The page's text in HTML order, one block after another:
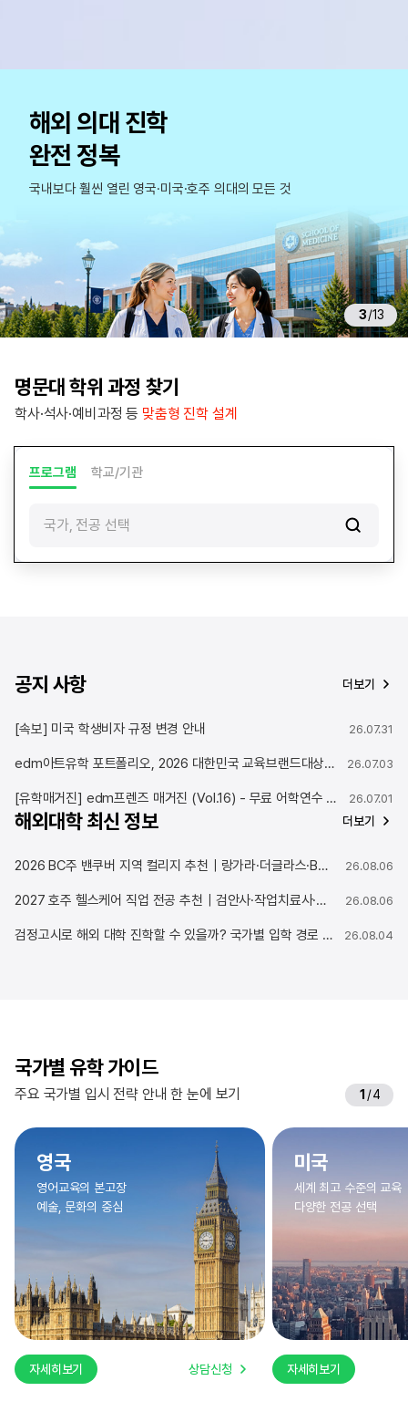
—
부
·
석
해외 의대 진학
완전 정복
국내보다 훨씬 열린 영국·미국·호주 의대의 모든 것
3/13
명문대 학위 과정 찾기
학사·석사·예비과정 등 맞춤형 진학 설계
프로그램 학교/기관
국가, 전공 선택
공지 사항 더보기
[속보] 미국 학생비자 규정 변경 안내 26.07.31
edm아트유학 포트폴리오, 2026 대한민국 교육브랜드대상 미술유학 부문 12년 연속 1위 수상 26.07.03
[유학매거진] edm프렌즈 매거진 (Vol.16) - 무료 어학연수 당첨! 리얼 후기 26.07.01
해외대학 최신 정보 더보기
2026 BC주 밴쿠버 지역 컬리지 추천｜랑가라·더글라스·BCIT 비교 26.08.06
2027 호주 헬스케어 직업 전공 추천｜검안사·작업치료사·물리치료사 비교 26.08.06
검정고시로 해외 대학 진학할 수 있을까? 국가별 입학 경로 총정리 26.08.04
국가별 유학 가이드
주요 국가별 입시 전략 안내 한 눈에 보기 1 /4
영국
영어교육의 본고장
예술, 문화의 중심
자세히보기 상담신청
미국
세계 최고 수준의 교육
다양한 전공 선택
자세히보기